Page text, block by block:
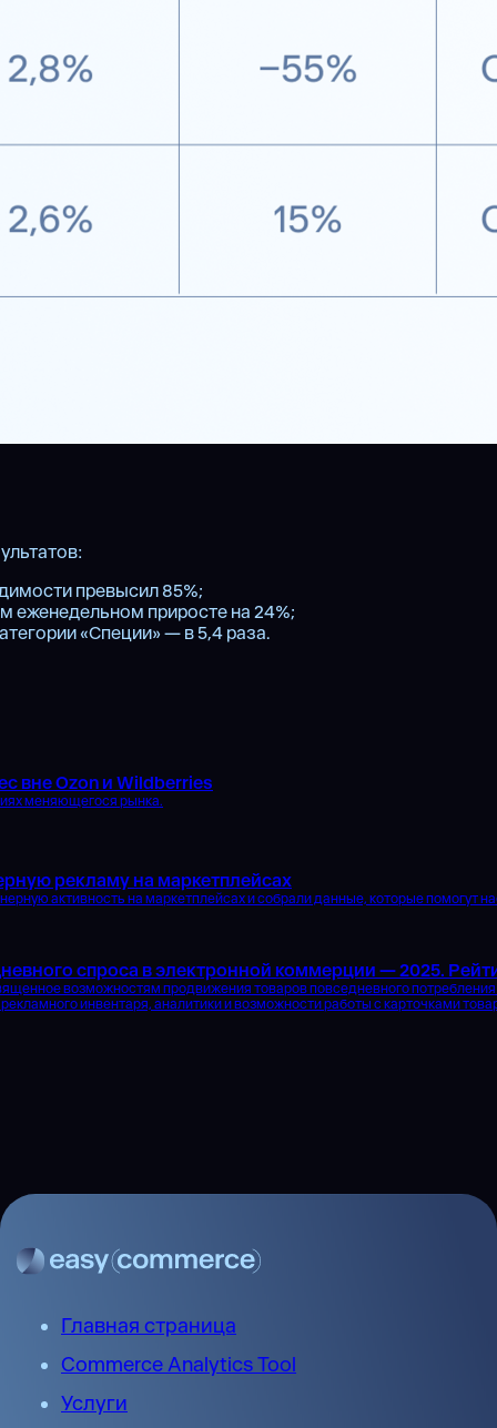
превысил 85%;
еженедельном приросте на 24%;
«Специи» — в 5,4 раза.
вне Ozon и Wildberries
меняющегося рынка.
рекламу на маркетплейсах
активность на маркетплейсах и собрали данные, которые помогут
спроса в электронной коммерции — 2025.
возможностям продвижения товаров повседневного
инвентаря, аналитики и возможности работы с карточками
Главная страница
Commerce Analytics Tool
Услуги